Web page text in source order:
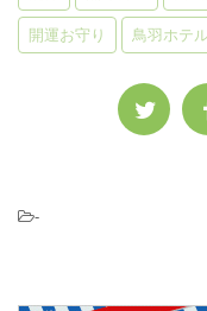
開運お守り 鳥羽ホテ
-